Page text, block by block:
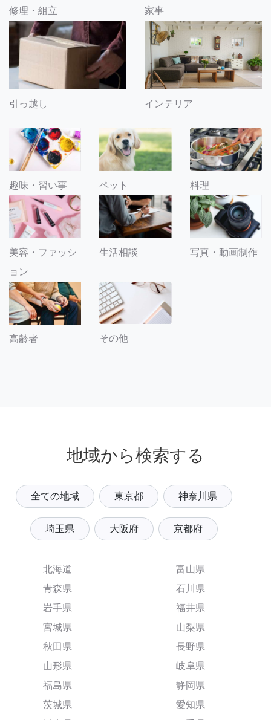
修理・組立 家事
引っ越し インテリア
趣味・習い事 ペット 料理
美容・ファッシ
ョン
生活相談 写真・動画制作
高齢者 その他
地域から検索する
全ての地域 東京都 神奈川県
埼玉県 大阪府 京都府
北海道
青森県
岩手県
宮城県
秋田県
山形県
福島県
茨城県
富山県
石川県
福井県
山梨県
長野県
岐阜県
静岡県
愛知県